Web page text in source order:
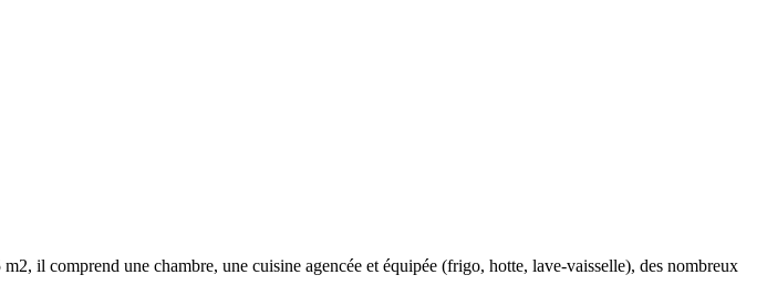
il comprend une chambre, une cuisine agencée et équipée (frigo, hotte, lave-vaisselle), des nombreux